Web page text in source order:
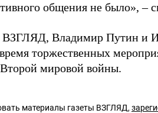
общения не было», –
ВЗГЛЯД, Владимир Путин и
торжественных
мировой войны.
материалы газеты ВЗГЛЯД,